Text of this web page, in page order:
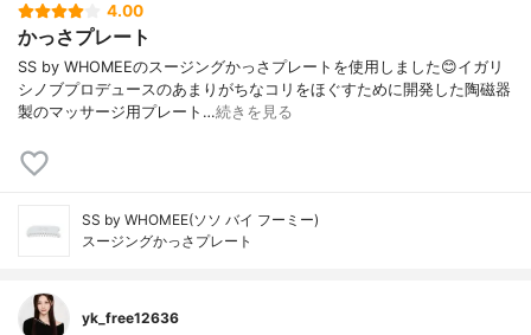
4.00
かっさプレート
SS by WHOMEEのスージングかっさプレートを使用しました😊イガリ
シノブプロデュースのあまりがちなコリをほぐすために開発した陶磁器
製のマッサージ用プレート…続きを見る
SS by WHOMEE(ソソ バイ フーミー)
スージングかっさプレート
yk_free12636